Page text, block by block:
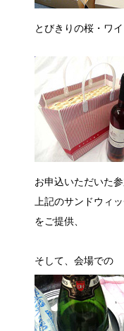
とびきりの桜・ワ
お申込いただいた
上記のサンドウィ
をご提供、
そして、会場での